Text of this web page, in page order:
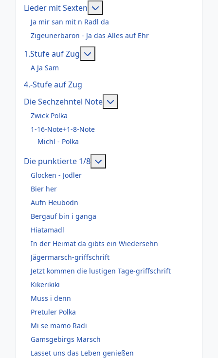
Lieder mit Sexten
Ja mir san mit n Radl da
Zigeunerbaron - Ja das Alles auf Ehr
1.Stufe auf Zug
A Ja Sam
4.-Stufe auf Zug
Die Sechzehntel Note
Zwick Polka
1-16-Note+1-8-Note
Michl - Polka
Die punktierte 1/8
Glocken - Jodler
Bier her
Aufn Heubodn
Bergauf bin i ganga
Hiatamadl
In der Heimat da gibts ein Wiedersehn
Jägermarsch-griffschrift
Jetzt kommen die lustigen Tage-griffschrift
Kikerikiki
Muss i denn
Pretuler Polka
Mi se mamo Radi
Gamsgebirgs Marsch
Lasset uns das Leben genießen